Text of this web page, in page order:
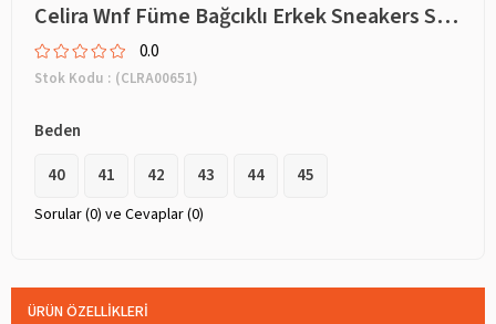
Celira Wnf Füme Bağcıklı Erkek Sneakers Spor Aykkabı 4341
0.0
Stok Kodu (CLRA00651)
Beden
40
41 42 43 44 45
Sorular (0) ve Cevaplar (0)
ÜRÜN ÖZELLIKLERI